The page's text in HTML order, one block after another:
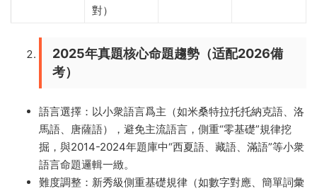
對）
2025年真題核心命題趨勢（适配2026備
考）
語言選擇：以小衆語言爲主（如米桑特拉托托納克語、洛
馬語、唐薩語），避免主流語言，側重“零基礎”規律挖
掘，與2014-2024年題庫中“西夏語、藏語、滿語”等小衆
語言命題邏輯一緻。
難度調整：新秀級側重基礎規律（如數字對應、簡單詞彙